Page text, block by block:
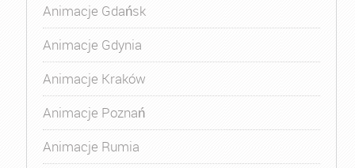
Animacje Gdańsk
Animacje Gdynia
Animacje Kraków
Animacje Poznań
Animacje Rumia